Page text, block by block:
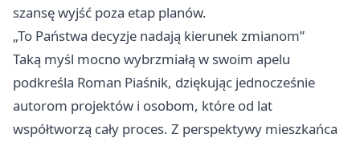
szansę wyjść poza etap planów.
„To Państwa decyzje nadają kierunek zmianom”
Taką myśl mocno wybrzmiałą w swoim apelu
podkreśla Roman Piaśnik, dziękując jednocześnie
autorom projektów i osobom, które od lat
współtworzą cały proces. Z perspektywy mieszkańca